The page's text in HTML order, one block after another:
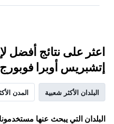
اعثر على نتائج أفضل
إتشبريس أوبرا فوبورج
البلدان الأكثر شعبية المدن
البلدان التي يبحث عنها مستخدمونا